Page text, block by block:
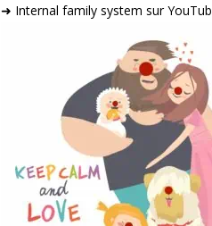
➜ Internal family system sur